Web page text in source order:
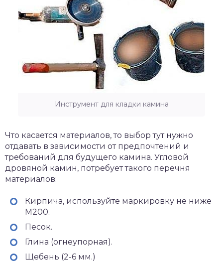
Инструмент для кладки камина
Что касается материалов, то выбор тут нужно
отдавать в зависимости от предпочтений и
требований для будущего камина. Угловой
дровяной камин, потребует такого перечня
материалов:
Кирпича, используйте маркировку не ниже
М200.
Песок.
Глина (огнеупорная).
Щебень (2-6 мм.)